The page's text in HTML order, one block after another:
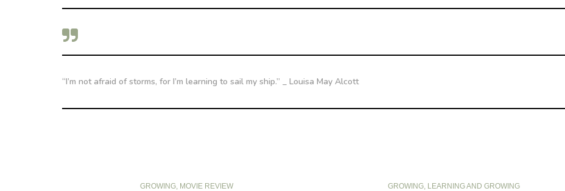
“I’m not afraid of storms, for I’m learning to sail my ship.” _ Louisa May Alcott
GROWING, MOVIE REVIEW GROWING, LEARNING AND GROWING